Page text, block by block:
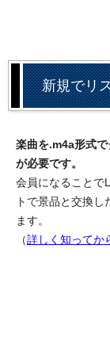
新規でリ
楽曲を.m4a形式
が必要です。
会員になることで
トで景品と交換
ます。
（詳しく知ってか